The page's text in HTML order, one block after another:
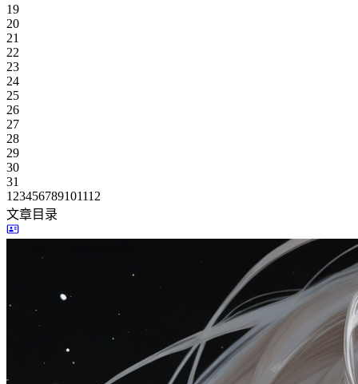
19
20
21
22
23
24
25
26
27
28
29
30
31
1 23456789101112
文章目录